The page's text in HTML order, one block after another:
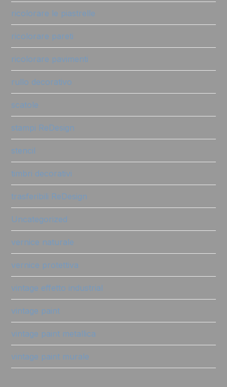
ricolorare le piastrelle
ricolorare pareti
ricolorare pavimenti
rullo decorativo
scatole
stampi ReDesign
stencil
timbri decorativi
trasferibili ReDesign
Uncategorized
vernice naturale
vernice protettiva
vintage effetto industrial
vintage paint
vintage paint metallica
vintage paint murale